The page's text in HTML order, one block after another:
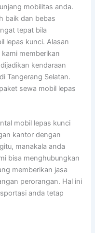
mobilitas anda.
baik dan bebas
tepat bila
lepas kunci. Alasan
memberikan
kendaraan
Tangerang Selatan.
sewa mobil lepas
mobil lepas kunci
kantor dengan
manakala anda
bisa menghubungkan
memberikan jasa
perorangan. Hal ini
anda tetap